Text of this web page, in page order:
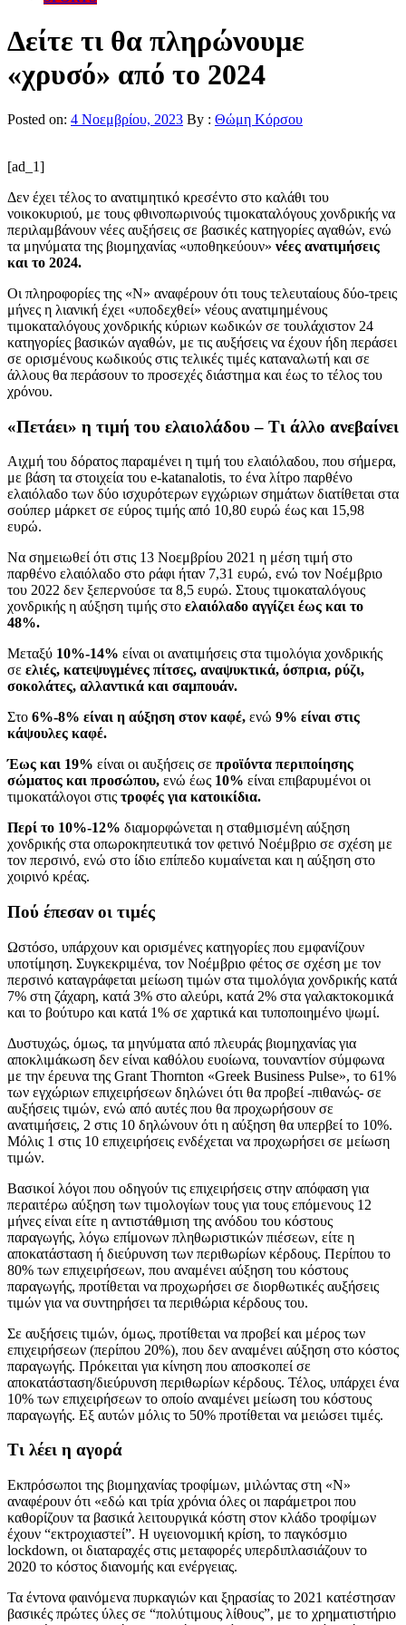
Δείτε τι θα πληρώνουμε
«χρυσό» από το 2024
Posted on: 4 Νοεμβρίου, 2023 By : Θώμη Κόρσου
[ad_1]
Δεν έχει τέλος το ανατιμητικό κρεσέντο στο καλάθι του
νοικοκυριού, με τους φθινοπωρινούς τιμοκαταλόγους χονδρικής να
περιλαμβάνουν νέες αυξήσεις σε βασικές κατηγορίες αγαθών, ενώ
τα μηνύματα της βιομηχανίας «υποθηκεύουν» νέες ανατιμήσεις
και το 2024.
Οι πληροφορίες της «Ν» αναφέρουν ότι τους τελευταίους δύο-τρεις
μήνες η λιανική έχει «υποδεχθεί» νέους ανατιμημένους
τιμοκαταλόγους χονδρικής κύριων κωδικών σε τουλάχιστον 24
κατηγορίες βασικών αγαθών, με τις αυξήσεις να έχουν ήδη περάσει
σε ορισμένους κωδικούς στις τελικές τιμές καταναλωτή και σε
άλλους θα περάσουν το προσεχές διάστημα και έως το τέλος του
χρόνου.
«Πετάει» η τιμή του ελαιολάδου – Τι άλλο ανεβαίνει
Αιχμή του δόρατος παραμένει η τιμή του ελαιόλαδου, που σήμερα,
με βάση τα στοιχεία του e-katanalotis, το ένα λίτρο παρθένο
ελαιόλαδο των δύο ισχυρότερων εγχώριων σημάτων διατίθεται στα
σούπερ μάρκετ σε εύρος τιμής από 10,80 ευρώ έως και 15,98
ευρώ.
Να σημειωθεί ότι στις 13 Νοεμβρίου 2021 η μέση τιμή στο
παρθένο ελαιόλαδο στο ράφι ήταν 7,31 ευρώ, ενώ τον Νοέμβριο
του 2022 δεν ξεπερνούσε τα 8,5 ευρώ. Στους τιμοκαταλόγους
χονδρικής η αύξηση τιμής στο ελαιόλαδο αγγίζει έως και το
48%.
Μεταξύ 10%-14% είναι οι ανατιμήσεις στα τιμολόγια χονδρικής
σε ελιές, κατεψυγμένες πίτσες, αναψυκτικά, όσπρια, ρύζι,
σοκολάτες, αλλαντικά και σαμπουάν.
Στο 6%-8% είναι η αύξηση στον καφέ, ενώ 9% είναι στις
κάψουλες καφέ.
Έως και 19% είναι οι αυξήσεις σε προϊόντα περιποίησης
σώματος και προσώπου, ενώ έως 10% είναι επιβαρυμένοι οι
τιμοκατάλογοι στις τροφές για κατοικίδια.
Περί το 10%-12% διαμορφώνεται η σταθμισμένη αύξηση
χονδρικής στα οπωροκηπευτικά τον φετινό Νοέμβριο σε σχέση με
τον περσινό, ενώ στο ίδιο επίπεδο κυμαίνεται και η αύξηση στο
χοιρινό κρέας.
Πού έπεσαν οι τιμές
Ωστόσο, υπάρχουν και ορισμένες κατηγορίες που εμφανίζουν
υποτίμηση. Συγκεκριμένα, τον Νοέμβριο φέτος σε σχέση με τον
περσινό καταγράφεται μείωση τιμών στα τιμολόγια χονδρικής κατά
7% στη ζάχαρη, κατά 3% στο αλεύρι, κατά 2% στα γαλακτοκομικά
και το βούτυρο και κατά 1% σε χαρτικά και τυποποιημένο ψωμί.
Δυστυχώς, όμως, τα μηνύματα από πλευράς βιομηχανίας για
αποκλιμάκωση δεν είναι καθόλου ευοίωνα, τουναντίον σύμφωνα
με την έρευνα της Grant Thornton «Greek Business Pulse», το 61%
των εγχώριων επιχειρήσεων δηλώνει ότι θα προβεί -πιθανώς- σε
αυξήσεις τιμών, ενώ από αυτές που θα προχωρήσουν σε
ανατιμήσεις, 2 στις 10 δηλώνουν ότι η αύξηση θα υπερβεί το 10%.
Μόλις 1 στις 10 επιχειρήσεις ενδέχεται να προχωρήσει σε μείωση
τιμών.
Βασικοί λόγοι που οδηγούν τις επιχειρήσεις στην απόφαση για
περαιτέρω αύξηση των τιμολογίων τους για τους επόμενους 12
μήνες είναι είτε η αντιστάθμιση της ανόδου του κόστους
παραγωγής, λόγω επίμονων πληθωριστικών πιέσεων, είτε η
αποκατάσταση ή διεύρυνση των περιθωρίων κέρδους. Περίπου το
80% των επιχειρήσεων, που αναμένει αύξηση του κόστους
παραγωγής, προτίθεται να προχωρήσει σε διορθωτικές αυξήσεις
τιμών για να συντηρήσει τα περιθώρια κέρδους του.
Σε αυξήσεις τιμών, όμως, προτίθεται να προβεί και μέρος των
επιχειρήσεων (περίπου 20%), που δεν αναμένει αύξηση στο κόστος
παραγωγής. Πρόκειται για κίνηση που αποσκοπεί σε
αποκατάσταση/διεύρυνση περιθωρίων κέρδους. Τέλος, υπάρχει ένα
10% των επιχειρήσεων το οποίο αναμένει μείωση του κόστους
παραγωγής. Εξ αυτών μόλις το 50% προτίθεται να μειώσει τιμές.
Τι λέει η αγορά
Εκπρόσωποι της βιομηχανίας τροφίμων, μιλώντας στη «Ν»
αναφέρουν ότι «εδώ και τρία χρόνια όλες οι παράμετροι που
καθορίζουν τα βασικά λειτουργικά κόστη στον κλάδο τροφίμων
έχουν “εκτροχιαστεί”. Η υγειονομική κρίση, το παγκόσμιο
lockdown, οι διαταραχές στις μεταφορές υπερδιπλασιάζουν το
2020 το κόστος διανομής και ενέργειας.
Τα έντονα φαινόμενα πυρκαγιών και ξηρασίας το 2021 κατέστησαν
βασικές πρώτες ύλες σε “πολύτιμους λίθους”, με το χρηματιστήριο